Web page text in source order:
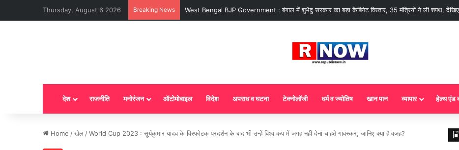
Thursday, August 6 2026 Breaking News LPG New Rules : आज से गैस सिलेंडर के 5 नए नियम लागू! जानें किसका कटेगा कनेक्शन, कितने दिन बाद होगी
देश राजनीति मनोरंजन ऑटोमोबाइल विदेश अपराध व घटना टेक्नोलॉजी धर्म व ज्योतिष खान पान व्यापार हेल्थ एंड
Home /खेल /World Cup 2023 : सूर्यकुमार यादव के विस्फोटक प्रदर्शन के बाद भी उन्हें विश्व कप में जगह नहीं देना चाहते गावस्कर, जानिए क्या है वजह?